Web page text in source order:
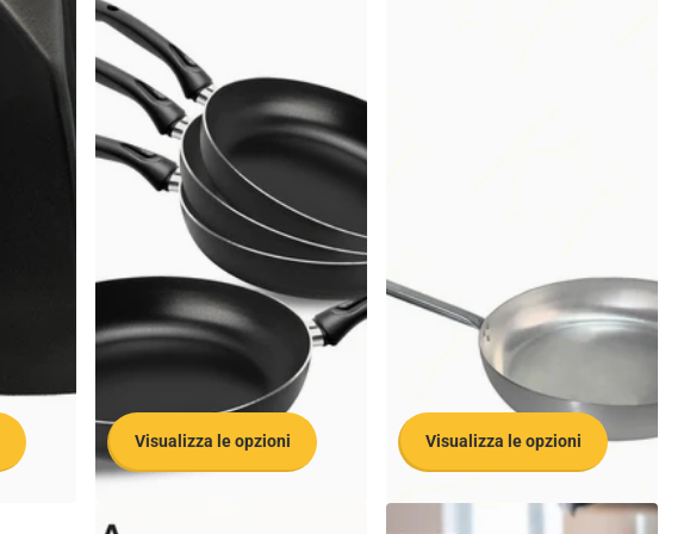
Visualizza le opzioni
Zanetti
Visualizza le opzioni
Pentalux